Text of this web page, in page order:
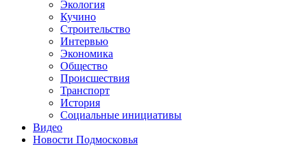
Экология
Кучино
Строительство
Интервью
Экономика
Общество
Происшествия
Транспорт
История
Социальные инициативы
Видео
Новости Подмосковья